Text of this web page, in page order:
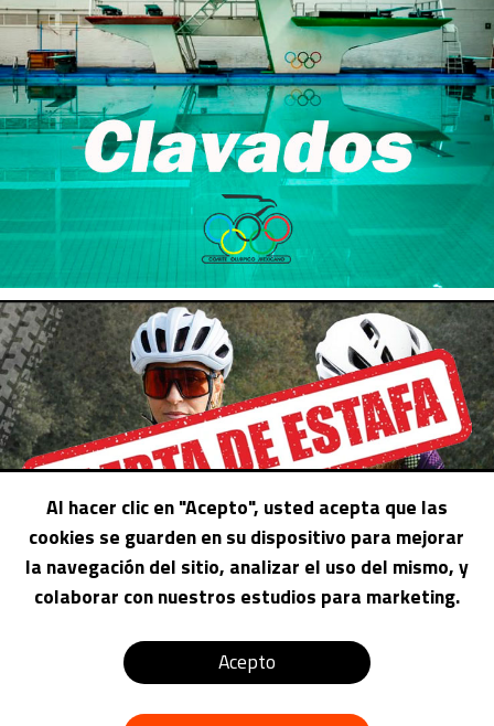
Al hacer clic en "Acepto", usted acepta que las
cookies se guarden en su dispositivo para mejorar
la navegación del sitio, analizar el uso del mismo, y
colaborar con nuestros estudios para marketing.